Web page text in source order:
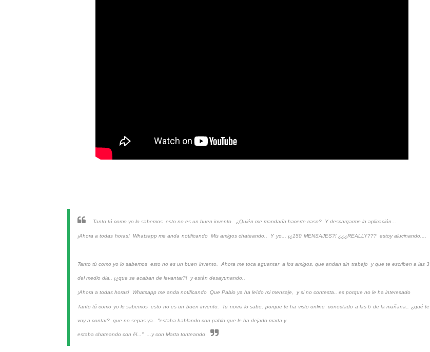
Tanto tú como yo lo sabemos esto no es un buen invento. ¿Quién me mandaría hacerte caso? Y descargarme la aplicación...
¡Ahora a todas horas! Whatsapp me anda notificando Mis amigos chateando.. Y yo... ¡¿150 MENSAJES?! ¿¿¿REALLY??? estoy alucinando....
Tanto tú como yo lo sabemosesto no es un buen invento. Ahora me toca aguantar a los amigos, que andan sin trabajo y que te escriben a las 3
del medio dia.. ¡¿que se acaban de levantar?! y están desayunando..
¡Ahora a todas horas! Whatsapp me anda notificando Que Pablo ya ha leído mi mensaje, y si no contesta.. es porque no le ha interesado
Tanto tú como yo lo sabemosesto no es un buen invento. Tu novia lo sabe, porque te ha visto onlineconectado a las 6 de la mañana.. ¿qué te
voy a contar? que no sepas ya.. "estaba hablando con pablo que le ha dejado marta y
estaba chateando con él..." ...y con Marta tonteando